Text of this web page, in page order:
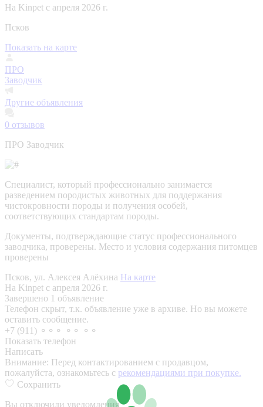
На Kinpet c апреля 2026 г.
Псков
Показать на карте
ПРО
Заводчик
Другие объявления
0 отзывов
ПРО Заводчик
Специалист, который профессионально занимается
разведением породистых животных для поддержания
чистокровности породы и получения особей,
соответствующих стандартам породы.
Документы, подтверждающие статус профессионального
заводчика, проверены. Место и условия содержания питомцев
проверены
Псков, ул. Алексея Алёхина На карте
На Kinpet c апреля 2026 г.
Завершено 1 объявление
Телефон скрыт, т.к. объявление уже в архиве. Но вы можете
оставить сообщение.
+7 (911) ⚬⚬⚬ ⚬⚬ ⚬⚬
Показать телефон
Написать
Внимание: Перед контактированием с продавцом,
пожалуйста, ознакомьтесь с рекомендациями при покупке.
Сохранить
Вы отключили уведомления